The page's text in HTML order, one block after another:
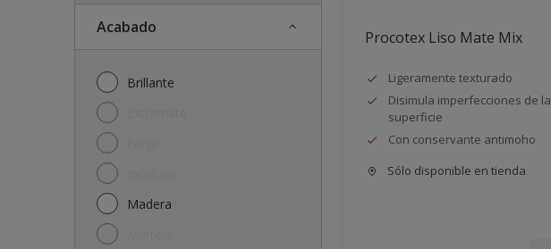
Acabado
Brillante
Madera
Procotex Liso Mate Mix
Ligeramente texturado
Disimula imperfecciones de la
superficie
Con conservante antimoho
Sólo disponible en tienda